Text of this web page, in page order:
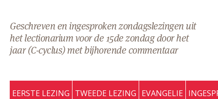
Geschreven en ingesproken zondagslezingen uit
het lectionarium voor de 15de zondag door het
jaar (C-cyclus) met bijhorende commentaar
EERSTE LEZING TWEEDE LEZING EVANGELIE